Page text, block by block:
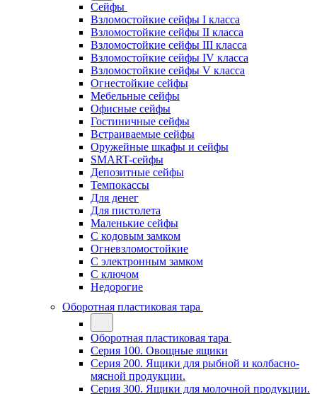
Сейфы
Взломостойкие сейфы I класса
Взломостойкие сейфы II класса
Взломостойкие сейфы III класса
Взломостойкие сейфы IV класса
Взломостойкие сейфы V класса
Огнестойкие сейфы
Мебельные сейфы
Офисные сейфы
Гостиничные сейфы
Встраиваемые сейфы
Оружейные шкафы и сейфы
SMART-сейфы
Депозитные сейфы
Темпокассы
Для денег
Для пистолета
Маленькие сейфы
С кодовым замком
Огневзломостойкие
С электронным замком
С ключом
Недорогие
Оборотная пластиковая тара
Оборотная пластиковая тара
Серия 100. Овощные ящики
Серия 200. Ящики для рыбной и колбасно-
мясной продукции.
Серия 300. Ящики для молочной продукции.